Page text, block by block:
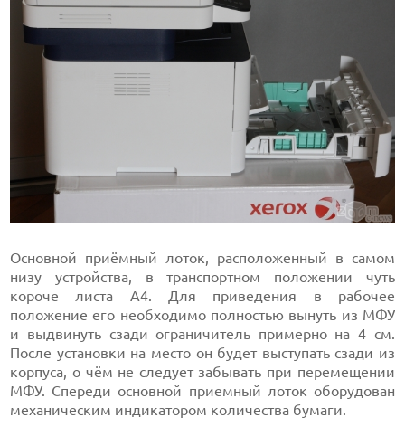
Основной приёмный лоток, расположенный в самом
низу устройства, в транспортном положении чуть
короче листа А4. Для приведения в рабочее
положение его необходимо полностью вынуть из МФУ
и выдвинуть сзади ограничитель примерно на 4 см.
После установки на место он будет выступать сзади из
корпуса, о чём не следует забывать при перемещении
МФУ. Спереди основной приемный лоток оборудован
механическим индикатором количества бумаги.